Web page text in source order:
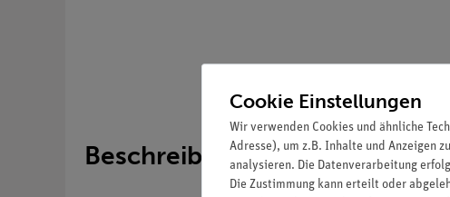
Beschreibung
Cookie Einstellungen
Wir verwenden Cookies und ähnliche
Adresse), um z.B. Inhalte und Anzeigen
analysieren. Die Datenverarbeitung
Die Zustimmung kann erteilt oder